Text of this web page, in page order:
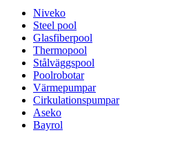
Niveko
Steel pool
Glasfiberpool
Thermopool
Stålväggspool
Poolrobotar
Värmepumpar
Cirkulationspumpar
Aseko
Bayrol